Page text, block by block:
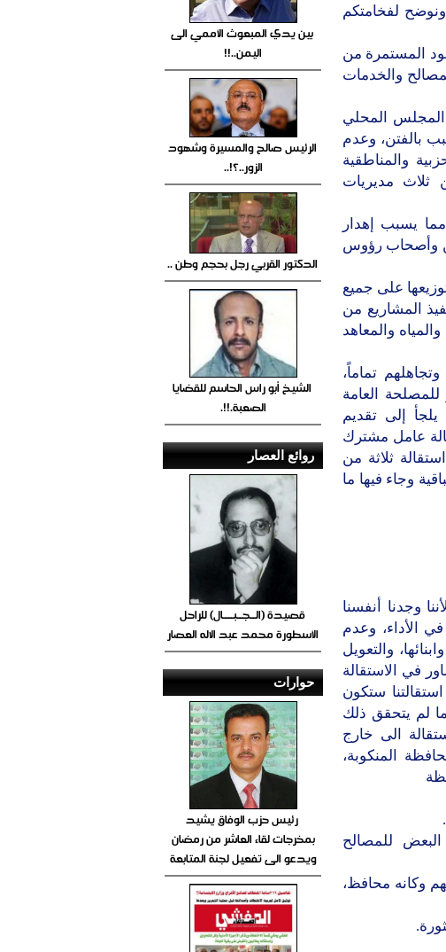
ونوضح لفخامتكم
المستمرة من
والخدمات
المجلس المحلي
بالفتن، وعدم
والمناطقية
ثلاث مديريات
يسبب إهدار
وأصحاب رؤوس
على جميع
المشاريع من
والمعاهد
تماماً،
العامة
إلى تقديم
عامل مشترك
ثلاثة من
وجاء فيها ما
وجدنا أنفسنا
الأداء، وعدم
والتعويل
في الاستقالة
ستكون
لم يتحقق ذلك
الى خارج
المنكوبة،
للمصالح
وكانه محافظ،
بين يدي المبعوث الأممي الى
اليمن..!!
الرئيس صالح والمسيرة وشهود
الزور..؟!..
الدكتور القربي رجل بحجم وطن ..
الشيخ أبو راس الحاسم للقضايا
الصعبة.!!.
روائع العصار
قصيدة (الــجــبــــال) للراحل
الأسطورة محمد عبد الاله العصار
حوارات
رئيس حزب الوفاق يشيد
بمخرجات لقاء العاشر من رمضان
ويدعو الى تفعيل لجنة المتابعة